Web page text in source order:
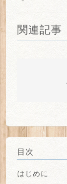
関連記事
目次
はじめに